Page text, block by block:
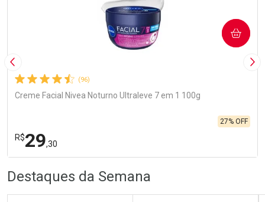
Imagem Anterior
(96)
Creme Facial Nivea Noturno Ultraleve 7 em 1 100g
R$29,30
27% OFF
COMPRAR
Laboratório
Por Menos
Destaques da Semana